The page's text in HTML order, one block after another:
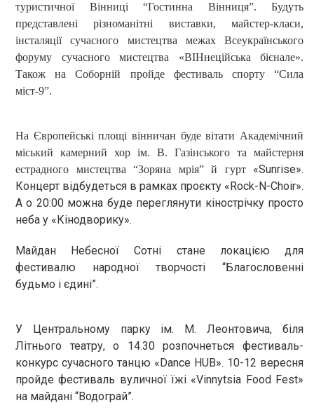
туристичної Вінниці “Гостинна Вінниця”. Будуть
представлені різноманітні виставки, майстер-класи,
інсталяції сучасного мистецтва межах Всеукраїнського
форуму сучасного мистецтва «ВІНнеційська бієнале».
Також на Соборній пройде фестиваль спорту “Сила
міст-9”.
На Європейські площі вінничан буде вітати Академічний
міський камерний хор ім. В. Газінського та майстерня
естрадного мистецтва “Зоряна мрія” й гурт «Sunrise».
Концерт відбудеться в рамках проєкту « Rock- N-Choir».
А о 20:00 можна буде переглянути кінострічку просто
неба у «Кінодворику».
Майдан Небесної Сотні стане локацією для
фестивалю народної творчості “Благословенні
будьмо і єдині”.
У Центральному парку ім. М. Леонтовича, біля
Літнього театру, о 14.30 розпочнеться фестиваль-
конкурс сучасного танцю « Dance HUB». 10-12 вересня
пройде фестиваль вуличної їжі «Vinnytsia Food Fest»
на майдані “Водограй”.